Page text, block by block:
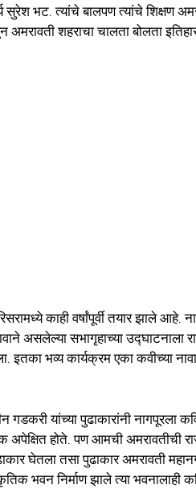
सुरेश भट. त्यांचे बालपण त्यांचे शिक्षण
अमरावती शहराचा चालता बोलता
काही वर्षांपूर्वी तयार झाले आहे.
असलेल्या सभागृहाच्या उद्घाटनाला
भव्य कार्यक्रम एका कवीच्या
यांच्या पुढाकारांनी नागपूरला
अपेक्षित होते. पण आमची अमरावतीची
घेतला तसा पुढाकार अमरावती
भवन निर्माण झाले त्या भवनालाही